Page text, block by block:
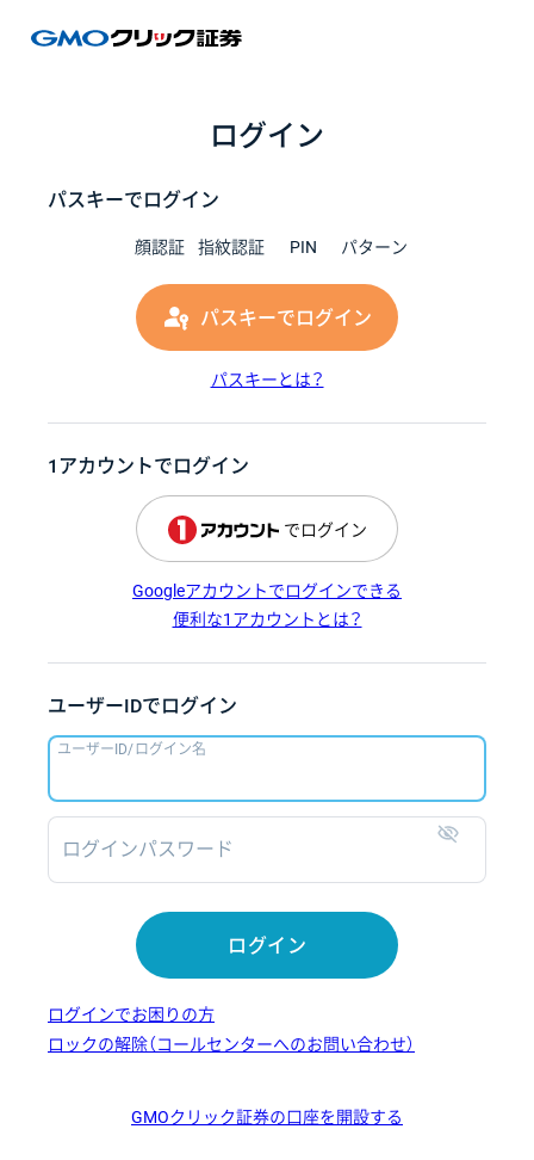
ログイン
パスキーでログイン
顔認証 指紋認証 PIN パターン
パスキーでログイン
パスキーとは？
1アカウントでログイン
でログイン
Googleアカウントでログインできる
便利な1アカウントとは？
ユーザーIDでログイン
ユーザーID/ログイン名
ログインパスワード
ログイン
ログインでお困りの方
ロックの解除（コールセンターへのお問い合わせ）
GMOクリック証券の口座を開設する